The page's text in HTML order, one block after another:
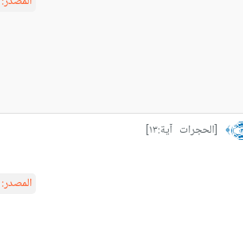
﴾
[الحجرات آية:١٣]
المصدر: